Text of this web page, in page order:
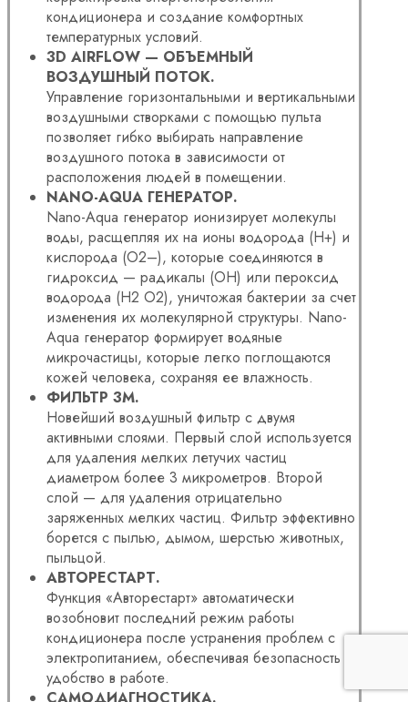
кондиционера и создание комфортных
температурных условий.
3D AIRFLOW — ОБЪЕМНЫЙ
ВОЗДУШНЫЙ ПОТОК.
Управление горизонтальными и вертикальными
воздушными створками с помощью пульта
позволяет гибко выбирать направление
воздушного потока в зависимости от
расположения людей в помещении.
NANO-AQUA ГЕНЕРАТОР.
Nano-Aqua генератор ионизирует молекулы
воды, расщепляя их на ионы водорода (H+) и
кислорода (O2–), которые соединяются в
гидроксид — радикалы (OH) или пероксид
водорода (H2 O2), уничтожая бактерии за счет
изменения их молекулярной структуры. Nano-
Aqua генератор формирует водяные
микрочастицы, которые легко поглощаются
кожей человека, сохраняя ее влажность.
ФИЛЬТР 3М.
Новейший воздушный фильтр с двумя
активными слоями. Первый слой используется
для удаления мелких летучих частиц
диаметром более 3 микрометров. Второй
слой — для удаления отрицательно
заряженных мелких частиц. Фильтр эффективно
борется с пылью, дымом, шерстью животных,
пыльцой.
АВТОРЕСТАРТ.
Функция «Авторестарт» автоматически
возобновит последний режим работы
кондиционера после устранения проблем с
электропитанием, обеспечивая безопасность и
удобство в работе.